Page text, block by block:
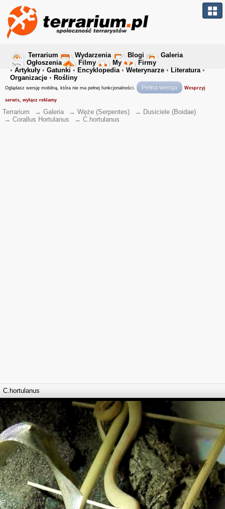
Terrarium Wydarzenia Blogi
Galeria
Ogłoszenia
Filmy My
Firmy
• Artykuły • Gatunki • Encyklopedia• Weterynarze • Literatura•
Organizacje • Rośliny
Oglądasz wersję mobilną, która nie ma pełnej funkcjonalności. Pełna wersja Wesprzyj
serwis, wyłącz reklamy
Terrarium → Galeria → Węże (Serpentes) → Dusiciele (Boidae)
→ Corallus Hortulanus → C.hortulanus
C.hortulanus